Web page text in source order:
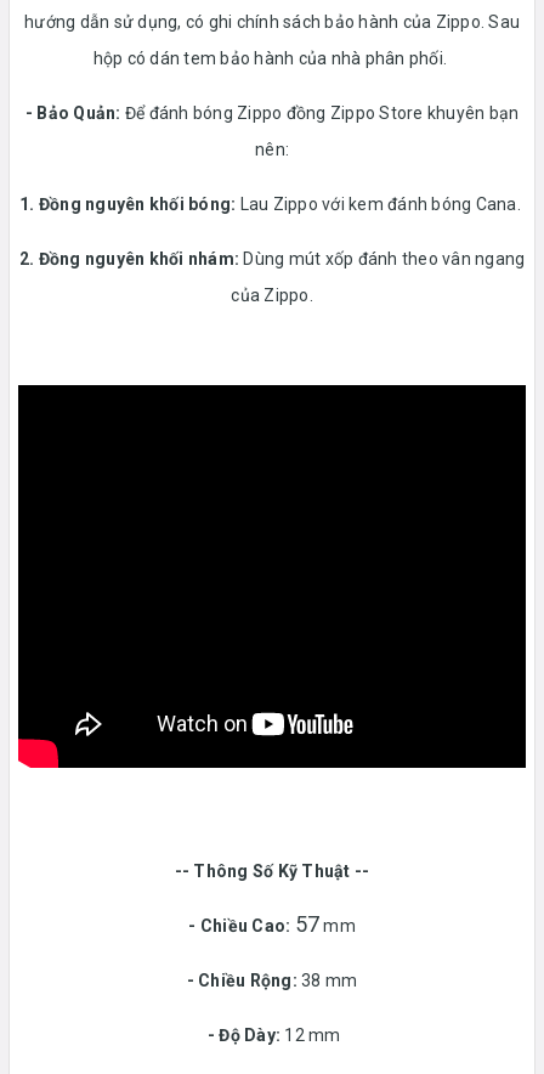
hướng dẫn sử dụng, có ghi chính sách bảo hành của Zippo. Sau
hộp có dán tem bảo hành của nhà phân phối.
- Bảo Quản: Để đánh bóng Zippo đồng Zippo Store khuyên bạn
nên:
1. Đồng nguyên khối bóng: Lau Zippo với kem đánh bóng Cana.
2. Đồng nguyên khối nhám: Dùng mút xốp đánh theo vân ngang
của Zippo.
-- Thông Số Kỹ Thuật --
- Chiều Cao: 57mm
- Chiều Rộng:38 mm
-Độ Dày: 12 mm